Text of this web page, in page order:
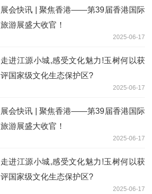
展会快讯 | 聚焦香港——第39届香港国际
旅游展盛大收官！
2025-06-17
走进江源小城,感受文化魅力!玉树何以获
评国家级文化生态保护区?
2025-06-17
展会快讯 | 聚焦香港——第39届香港国际
旅游展盛大收官！
2025-06-17
走进江源小城,感受文化魅力!玉树何以获
评国家级文化生态保护区?
2025-06-17